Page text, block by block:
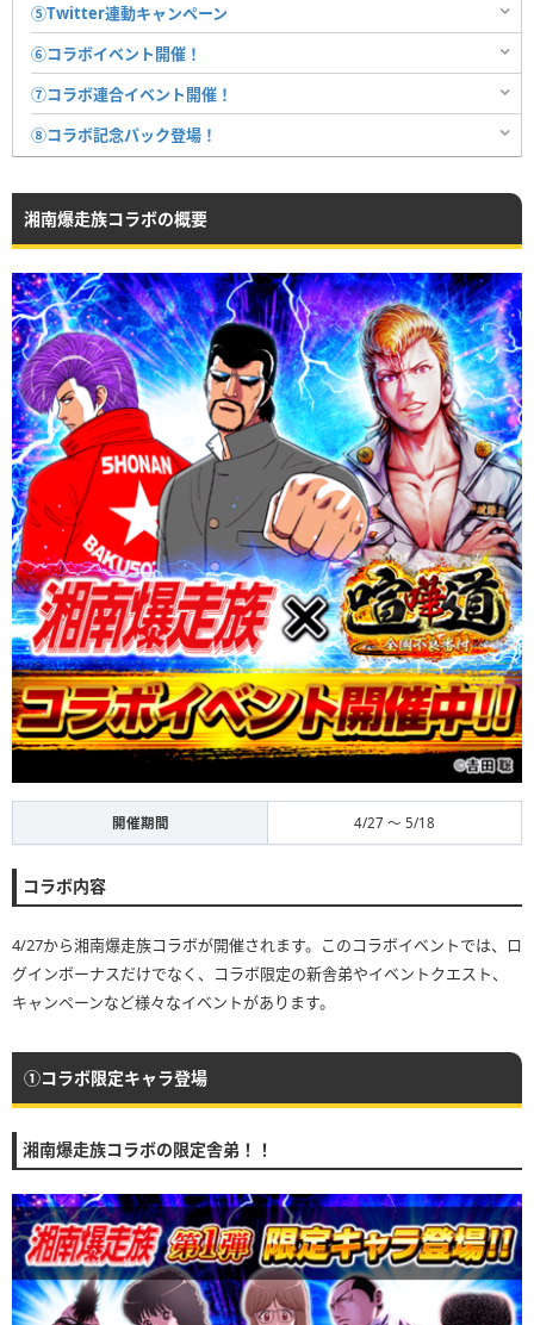
⑤Twitter連動キャンペーン
⑥コラボイベント開催！
⑦コラボ連合イベント開催！
⑧コラボ記念パック登場！
湘南爆走族コラボの概要
開催期間 4/27 〜 5/18
コラボ内容
4/27から湘南爆走族コラボが開催されます。このコラボイベントでは、ロ
グインボーナスだけでなく、コラボ限定の新舎弟やイベントクエスト、
キャンペーンなど様々なイベントがあります。
①コラボ限定キャラ登場
湘南爆走族コラボの限定舎弟！！